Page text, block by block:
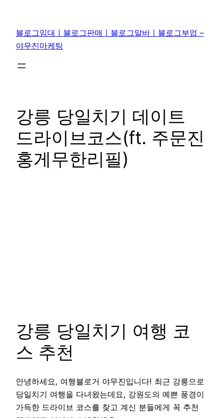
블로그임대ㅣ블로그판매ㅣ블로그알바ㅣ블로그부업 –
야무진마케팅
강릉 당일치기 데이트
드라이브코스(ft. 주문진
홍게무한리필)
강릉 당일치기 여행 코
스 추천
안녕하세요, 여행블로거 야무진입니다! 최근 강릉으로
당일치기 여행을 다녀왔는데요, 강원도의 예쁜 풍경이
가득한 드라이브 코스를 찾고 계신 분들에게 꼭 추천